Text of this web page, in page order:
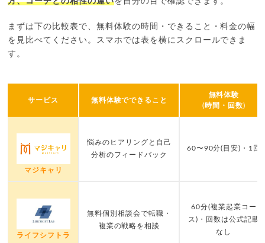
まずは下の比較表で、無料体験の時間・できること・料金の幅
を見比べてください。スマホでは表を横にスクロールできま
す。
サービス 無料体験でできること
無料体験
(時間・回数)
マジキャリ
悩みのヒアリングと自己
分析のフィードバック
60〜90分(目安)・1回
ライフシフトラ
無料個別相談会で転職・
複業の戦略を相談
60分(複業起業コー
ス)・回数は公式記載
なし